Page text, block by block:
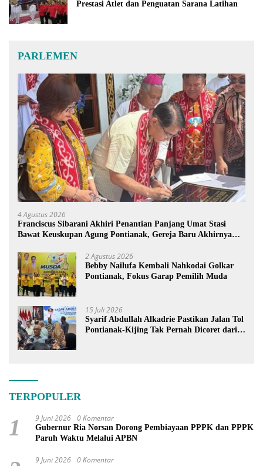
Prestasi Atlet dan Penguatan Sarana Latihan
PARLEMEN
4 Agustus 2026
Franciscus Sibarani Akhiri Penantian Panjang Umat Stasi
Bawat Keuskupan Agung Pontianak, Gereja Baru Akhirnya
2 Agustus 2026
Bebby Nailufa Kembali Nahkodai Golkar
Pontianak, Fokus Garap Pemilih Muda
15 Juli 2026
Syarif Abdullah Alkadrie Pastikan Jalan Tol
Pontianak-Kijing Tak Pernah Dicoret dari
TERPOPULER
1 9 Juni 2026 0 Komentar
Gubernur Ria Norsan Dorong Pembiayaan PPPK dan PPPK
Paruh Waktu Melalui APBN
9 Juni 2026 0 Komentar